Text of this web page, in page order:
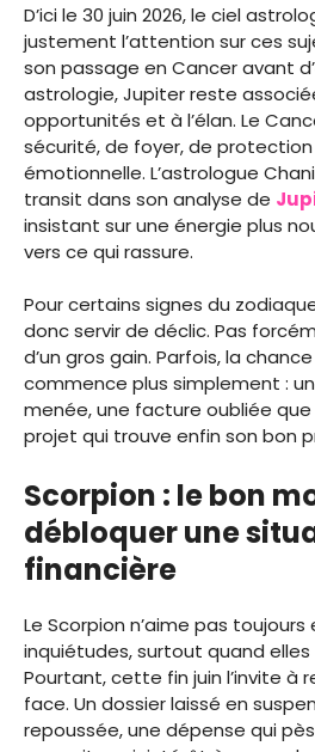
D’ici le 30 juin 2026, le ciel
justement l’attention sur ces
son passage en Cancer avant
astrologie, Jupiter reste
opportunités et à l’élan. Le
sécurité, de foyer, de
émotionnelle. L’astrologue
transit dans son analyse de
insistant sur une énergie plus
vers ce qui rassure.
Pour certains signes du
donc servir de déclic. Pas
d’un gros gain. Parfois, la
commence plus simplement :
menée, une facture oubliée que
projet qui trouve enfin son bon
Scorpion : le bon
débloquer une
financière
Le Scorpion n’aime pas toujours
inquiétudes, surtout quand
Pourtant, cette fin juin l’invite à
face. Un dossier laissé en
repoussée, une dépense qui